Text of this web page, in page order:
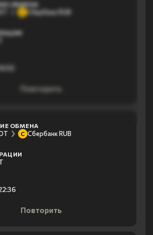
ОБМЕНА
Сбербанк RUB
Повторить
ОБМЕНА
С Сбербанк RUB
Повторить